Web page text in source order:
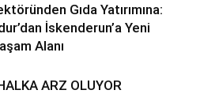
Gıda Yatırımına:
İskenderun’a Yeni
Alanı
ARZ OLUYOR